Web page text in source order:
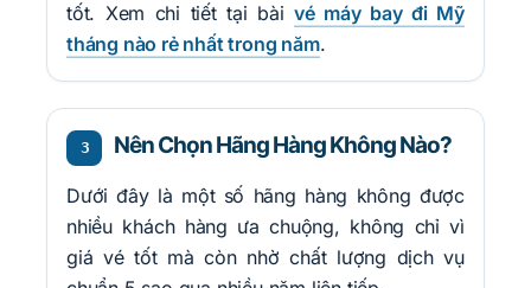
tốt. Xem chi tiết tại bàivé máy bay đi Mỹ
tháng nào rẻ nhất trong năm.
3 Nên Chọn Hãng Hàng Không Nào?
Dưới đây là một số hãng hàng không được
nhiều khách hàng ưa chuộng, không chỉ vì
giá vé tốt mà còn nhờ chất lượng dịch vụ